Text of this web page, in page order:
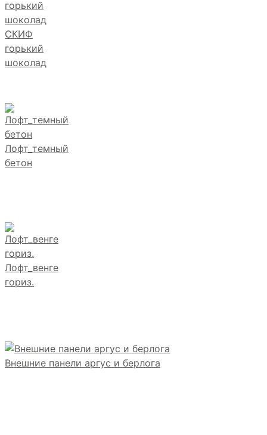
СКИФ
горький
шоколад
Лофт_темный
бетон
Лофт_венге
гориз.
Внешние панели аргус и берлога